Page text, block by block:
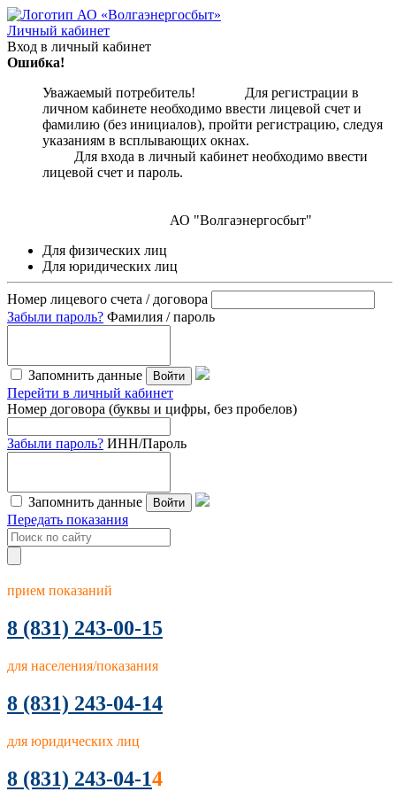
Личный кабинет
Вход в личный кабинет
Ошибка!
Уважаемый потребитель! Для регистрации в
личном кабинете необходимо ввести лицевой счет и
фамилию (без инициалов), пройти регистрацию, следуя
указаниям в всплывающих окнах.
Для входа в личный кабинет необходимо ввести
лицевой счет и пароль.
АО "Волгаэнергосбыт"
Для физических лиц
Для юридических лиц
Номер лицевого счета / договора
Забыли пароль? Фамилия / пароль
Запомнить данные Войти
Перейти в личный кабинет
Номер договора (буквы и цифры, без пробелов)
Забыли пароль? ИНН/Пароль
Запомнить данные Войти
Передать показания
прием показаний
8 (831) 243-00-15
для населения/показания
8 (831) 243-04-14
для юридических лиц
8 (831) 243-04-14